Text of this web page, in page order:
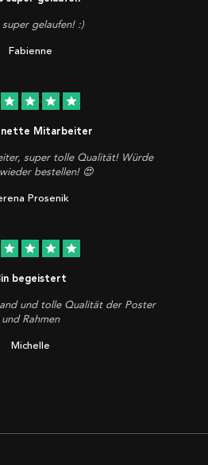
super gelaufen! :)
Fabienne
star star star star
nette Mitarbeiter
super tolle Qualität! Würde
bestellen! 😍
Prosenik
star star star star
begeistert
und tolle Qualität der Poster
und Rahmen
Michelle